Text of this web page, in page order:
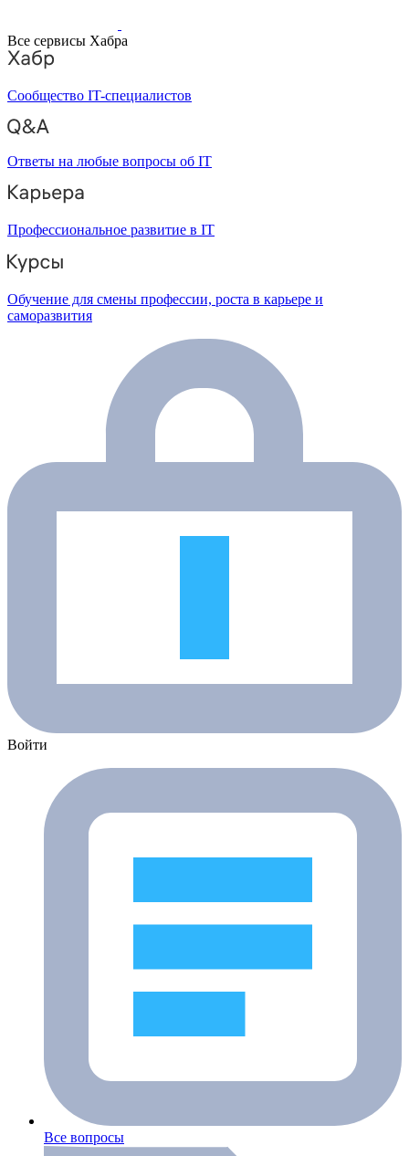
Все сервисы Хабра
Сообщество IT-специалистов
Ответы на любые вопросы об IT
Профессиональное развитие в IT
Обучение для смены профессии, роста в карьере и
саморазвития
Войти
Все вопросы